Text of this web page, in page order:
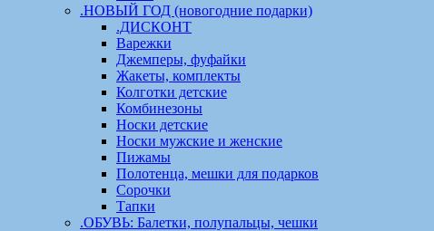
.НОВЫЙ ГОД (новогодние подарки)
.ДИСКОНТ
Варежки
Джемперы, фуфайки
Жакеты, комплекты
Колготки детские
Комбинезоны
Носки детские
Носки мужские и женские
Пижамы
Полотенца, мешки для подарков
Сорочки
Тапки
.ОБУВЬ: Балетки, полупальцы, чешки